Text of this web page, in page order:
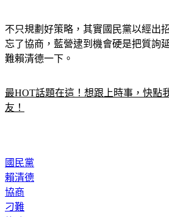
不只規劃好策略，其實國民黨以經出
忘了協商，藍營逮到機會硬是把質詢
難賴清德一下。
最HOT話題在這！想跟上時事，快點
友！
國民黨
賴清德
協商
刁難